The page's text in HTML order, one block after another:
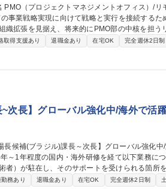
織拡張を見据え、将来的にPMO部の中核を担う
ェクトの統括/組織横断での課題構造化と意思決
せることがミッションです。 経営層や本部長レ
しています。 募集職種 PMO（プロジェクトマネ
ス
取得支援あり 退職金あり 在宅OK 完全週休2日制
~次長】グローバル強化中/海外で活
～1年程度の国内・海外研修を経て以下業務につ
者）が駐在し、そのサポートを受けられる箇所
業務全般(労務管理、品質&コスト管理、安全衛
務あり 退職金あり 在宅OK 完全週休2日制